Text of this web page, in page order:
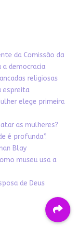
da Comissão da
democracia
religiosas
espreita
elege primeira
as mulheres?
é profunda”.
Blay
museu usa a
de Deus